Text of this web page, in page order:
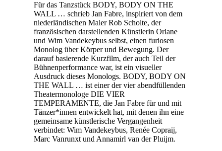
Für das Tanzstück BODY, BODY ON THE
WALL … schrieb Jan Fabre, inspiriert von dem
niederländischen Maler Rob Scholte, der
französischen darstellenden Künstlerin Orlane
und Wim Vandekeybus selbst, einen furiosen
Monolog über Körper und Bewegung. Der
darauf basierende Kurzfilm, der auch Teil der
Bühnenperformance war, ist ein visueller
Ausdruck dieses Monologs. BODY, BODY ON
THE WALL … ist einer der vier abendfüllenden
Theatermonologe DIE VIER
TEMPERAMENTE, die Jan Fabre für und mit
Tänzer*innen entwickelt hat, mit denen ihn eine
gemeinsame künstlerische Vergangenheit
verbindet: Wim Vandekeybus, Renée Copraij,
Marc Vanrunxt und Annamirl van der Pluijm.